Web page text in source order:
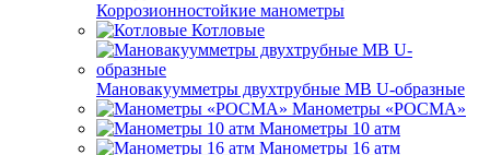
Коррозионностойкие манометры
Котловые
Мановакуумметры двухтрубные МВ U-образные
Манометры «РОСМА»
Манометры 10 атм
Манометры 16 атм